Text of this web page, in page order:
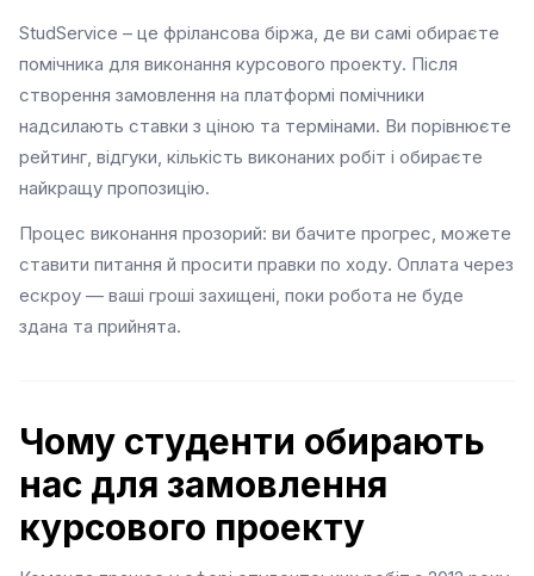
StudService – це фрілансова біржа, де ви самі обираєте
помічника для виконання курсового проекту. Після
створення замовлення на платформі помічники
надсилають ставки з ціною та термінами. Ви порівнюєте
рейтинг, відгуки, кількість виконаних робіт і обираєте
найкращу пропозицію.
Процес виконання прозорий: ви бачите прогрес, можете
ставити питання й просити правки по ходу. Оплата через
ескроу — ваші гроші захищені, поки робота не буде
здана та прийнята.
Чому студенти обирають
нас для замовлення
курсового проекту